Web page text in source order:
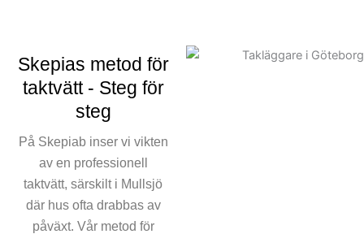
miljövänliga. Vi förstår vikten
Skepias metod för
taktvätt - Steg för
steg
På Skepiab inser vi vikten
av en professionell
taktvätt, särskilt i Mullsjö
där hus ofta drabbas av
påväxt. Vår metod för